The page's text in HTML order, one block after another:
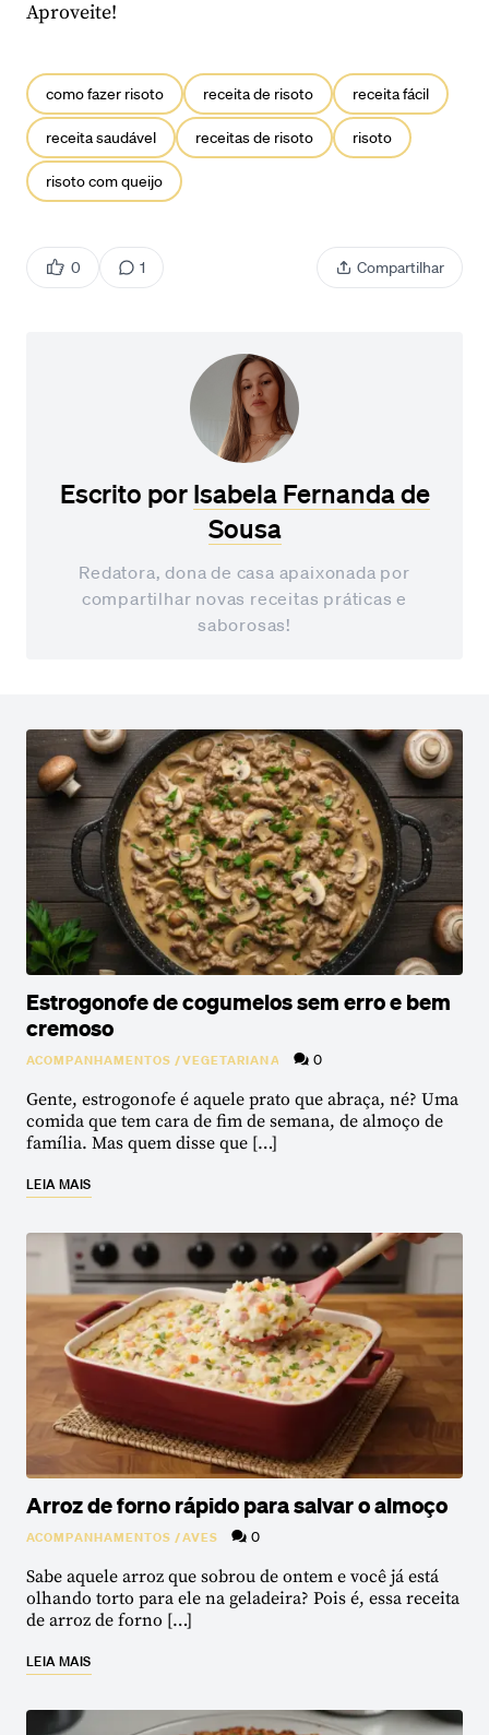
Aproveite!
como fazer risoto receita de risoto receita fácil
receita saudável receitas de risoto risoto
risoto com queijo
0 1 Compartilhar
Escrito por Isabela Fernanda de
Sousa
Redatora, dona de casa apaixonada por
compartilhar novas receitas práticas e
saborosas!
Estrogonofe de cogumelos sem erro e bem
cremoso
ACOMPANHAMENTOS /VEGETARIANA 0
Gente, estrogonofe é aquele prato que abraça, né? Uma
comida que tem cara de fim de semana, de almoço de
família. Mas quem disse que […]
LEIA MAIS
Arroz de forno rápido para salvar o almoço
ACOMPANHAMENTOS /AVES 0
Sabe aquele arroz que sobrou de ontem e você já está
olhando torto para ele na geladeira? Pois é, essa receita
de arroz de forno […]
LEIA MAIS